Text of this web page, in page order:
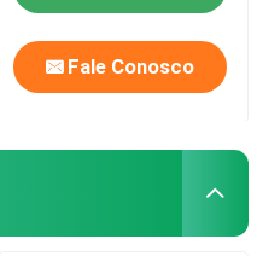
Fale Conosco